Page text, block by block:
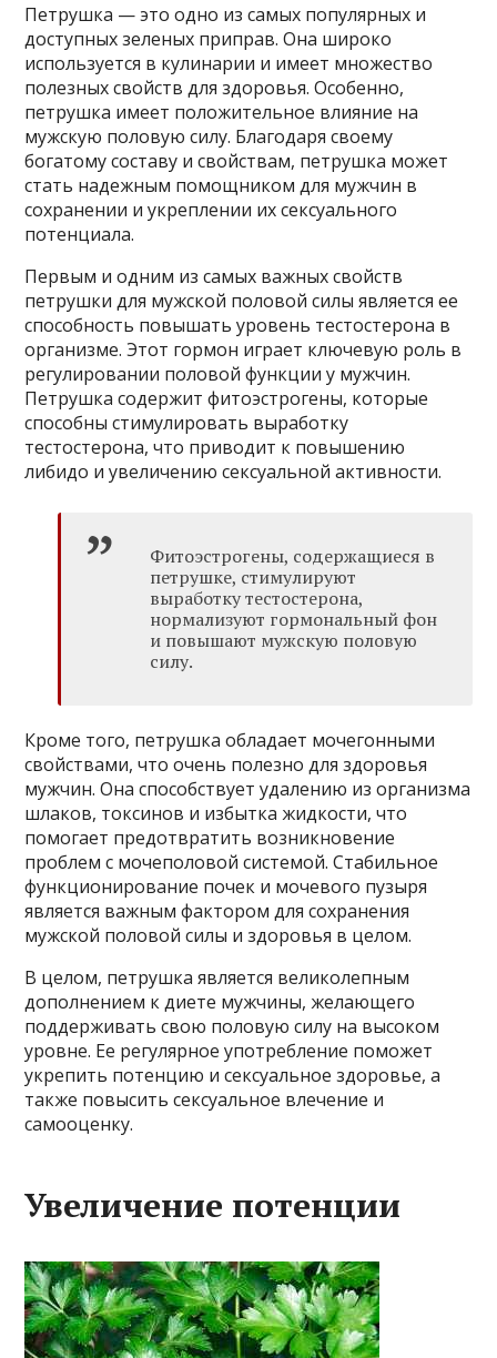
Петрушка — это одно из самых популярных и
доступных зеленых приправ. Она широко
используется в кулинарии и имеет множество
полезных свойств для здоровья. Особенно,
петрушка имеет положительное влияние на
мужскую половую силу. Благодаря своему
богатому составу и свойствам, петрушка может
стать надежным помощником для мужчин в
сохранении и укреплении их сексуального
потенциала.
Первым и одним из самых важных свойств
петрушки для мужской половой силы является ее
способность повышать уровень тестостерона в
организме. Этот гормон играет ключевую роль в
регулировании половой функции у мужчин.
Петрушка содержит фитоэстрогены, которые
способны стимулировать выработку
тестостерона, что приводит к повышению
либидо и увеличению сексуальной активности.
Фитоэстрогены, содержащиеся в
петрушке, стимулируют
выработку тестостерона,
нормализуют гормональный фон
и повышают мужскую половую
силу.
Кроме того, петрушка обладает мочегонными
свойствами, что очень полезно для здоровья
мужчин. Она способствует удалению из организма
шлаков, токсинов и избытка жидкости, что
помогает предотвратить возникновение
проблем с мочеполовой системой. Стабильное
функционирование почек и мочевого пузыря
является важным фактором для сохранения
мужской половой силы и здоровья в целом.
В целом, петрушка является великолепным
дополнением к диете мужчины, желающего
поддерживать свою половую силу на высоком
уровне. Ее регулярное употребление поможет
укрепить потенцию и сексуальное здоровье, а
также повысить сексуальное влечение и
самооценку.
Увеличение потенции